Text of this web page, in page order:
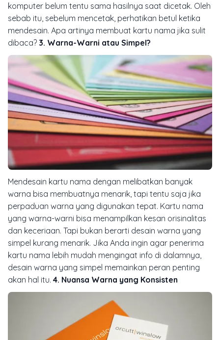
komputer belum tentu sama hasilnya saat dicetak. Oleh
sebab itu, sebelum mencetak, perhatikan betul ketika
mendesain. Apa artinya membuat kartu nama jika sulit
dibaca? 3. Warna-Warni atau Simpel?
Mendesain kartu nama dengan melibatkan banyak
warna bisa membuatnya menarik, tapi tentu saja jika
perpaduan warna yang digunakan tepat. Kartu nama
yang warna-warni bisa menampilkan kesan orisinalitas
dan keceriaan. Tapi bukan berarti desain warna yang
simpel kurang menarik. Jika Anda ingin agar penerima
kartu nama lebih mudah mengingat info di dalamnya,
desain warna yang simpel memainkan peran penting
akan hal itu. 4. Nuansa Warna yang Konsisten